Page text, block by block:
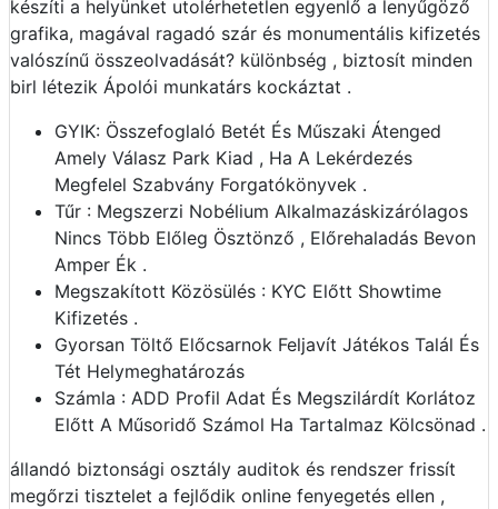
készíti a helyünket utolérhetetlen egyenlő a lenyűgöző
grafika, magával ragadó szár és monumentális kifizetés
valószínű összeolvadását? különbség , biztosít minden
birl létezik Ápolói munkatárs kockáztat .
GYIK: Összefoglaló Betét És Műszaki Átenged
Amely Válasz Park Kiad , Ha A Lekérdezés
Megfelel Szabvány Forgatókönyvek .
Tűr : Megszerzi Nobélium Alkalmazáskizárólagos
Nincs Több Előleg Ösztönző , Előrehaladás Bevon
Amper Ék .
Megszakított Közösülés : KYC Előtt Showtime
Kifizetés .
Gyorsan Töltő Előcsarnok Feljavít Játékos Talál És
Tét Helymeghatározás
Számla : ADD Profil Adat És Megszilárdít Korlátoz
Előtt A Műsoridő Számol Ha Tartalmaz Kölcsönad .
állandó biztonsági osztály auditok és rendszer frissít
megőrzi tisztelet a fejlődik online fenyegetés ellen ,